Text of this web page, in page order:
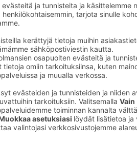
täydennettäväksi.
ostoslistasitäälläja tilata ruoat
tai noutopisteelle.
S-ostoslista-sovellus